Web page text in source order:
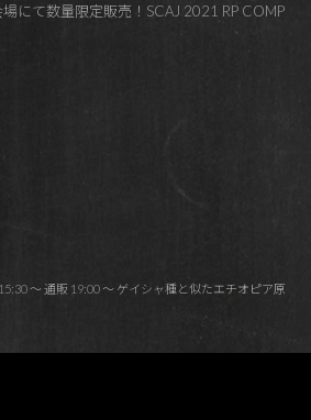
にて数量限定販売！SCAJ 2021 RP COMP
～ 通販 19:00 ～ ゲイシャ種と似たエチオピア原